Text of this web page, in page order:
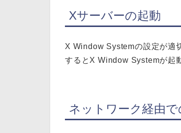
Xサーバーの起動
X Window Systemの設定が適
するとX Window Systemが起
ネットワーク経由で